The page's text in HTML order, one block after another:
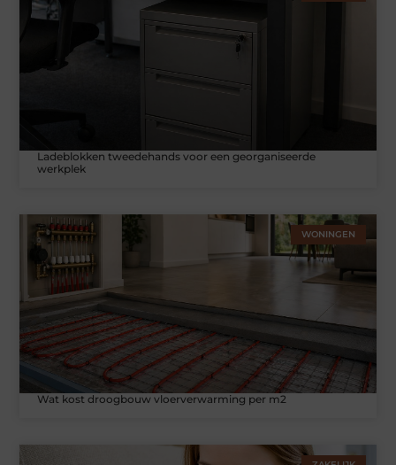
Ladeblokken tweedehands voor een georganiseerde
werkplek
WONINGEN
Wat kost droogbouw vloerverwarming per m2